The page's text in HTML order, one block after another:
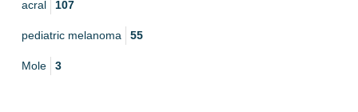
acral 107
pediatric melanoma 55
Mole 3